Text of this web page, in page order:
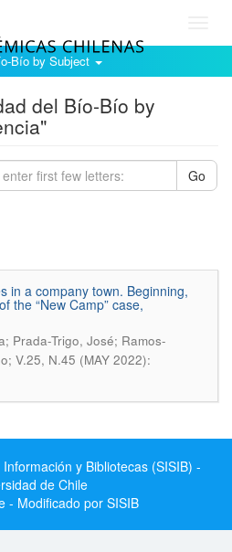
Bío by Subject
del Bío-Bío by
Go
in a company town. Beginning,
the “New Camp” case,
Prada-Trigo, José; Ramos-
V.25, N.45 (MAY 2022):
y Bibliotecas (SISIB) -
de Chile
- Modificado por SISIB